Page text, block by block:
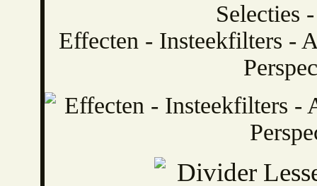
Selecties
Effecten - Insteekfilters -